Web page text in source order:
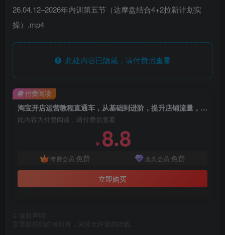
26.04.12–2026年内训第五节（达摩盘结合4+2拉新计划实
操）.mp4
此处内容已隐藏，请付费后查看
淘宝开店运营教程直通车，从基础到进阶，提升店铺流量，转化率和整体运营效率（更新26年4月14日）
此内容为付费阅读，请付费后查看
￥ 8.8
年费会员 免费 永久会员 免费
立即购买
付费阅读
版权声明
文章版权归作者所有，未经允许请勿转载。